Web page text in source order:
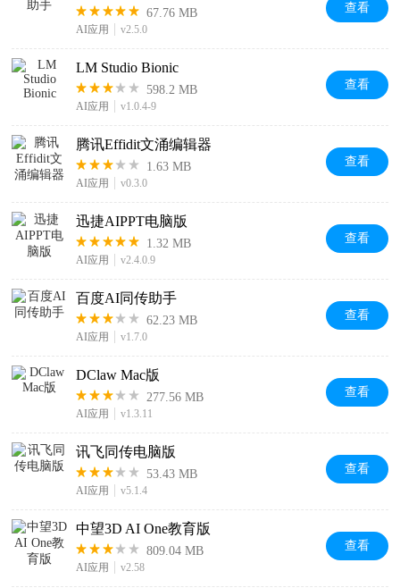
67.76 MB
AI应用 v2.5.0
查看
LM Studio Bionic
598.2 MB
AI应用 v1.0.4-9
查看
腾讯Effidit文涌编辑器
1.63 MB
AI应用 v0.3.0
查看
迅捷AIPPT电脑版
1.32 MB
AI应用 v2.4.0.9
查看
百度AI同传助手
62.23 MB
AI应用 v1.7.0
查看
DClaw Mac版
277.56 MB
AI应用 v1.3.11
查看
讯飞同传电脑版
53.43 MB
AI应用 v5.1.4
查看
中望3D AI One教育版
809.04 MB
AI应用 v2.58
查看